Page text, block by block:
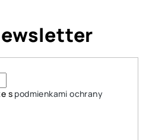
s podmienkami ochrany